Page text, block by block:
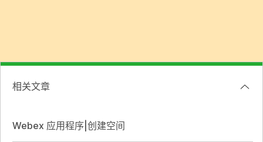
相关文章
Webex 应用程序|创建空间